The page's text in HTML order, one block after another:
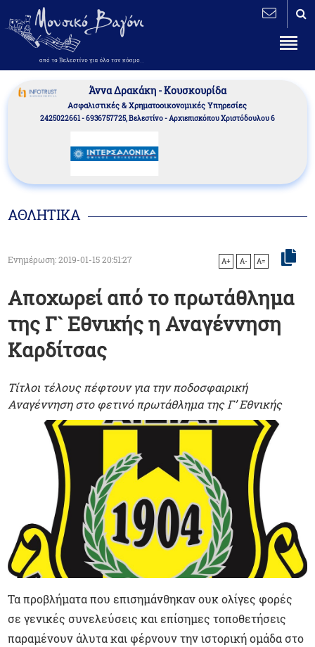
Άννα Δρακάκη - Κουσκουρίδα
Aσφαλιστικές & Χρηματοοικονομικές Υπηρεσίες
2425022661 - 6936757725, Βελεστίνο - Αρχιεπισκόπου Χριστόδουλου 6
ΑΘΛΗΤΙΚΑ
Ενημέρωση: 2019-01-15 20:51:27 A+ A- A=
Αποχωρεί από το πρωτάθλημα
της Γ` Εθνικής η Αναγέννηση
Καρδίτσας
Τίτλοι τέλους πέφτουν για την ποδοσφαιρική
Αναγέννηση στο φετινό πρωτάθλημα της Γ’ Εθνικής
Τα προβλήματα που επισημάνθηκαν ουκ ολίγες φορές
σε γενικές συνελεύσεις και επίσημες τοποθετήσεις
παραμένουν άλυτα και φέρνουν την ιστορική ομάδα στο